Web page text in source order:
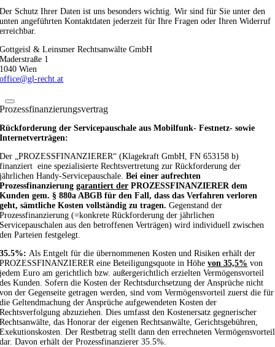
Der Schutz Ihrer Daten ist uns besonders wichtig. Wir sind für Sie unter den
unten angeführten Kontaktdaten jederzeit für Ihre Fragen oder Ihren Widerruf
erreichbar.
Gottgeisl & Leinsmer Rechtsanwälte GmbH
Maderstraße 1
1040 Wien
office@gl-recht.at
Prozessfinanzierungsvertrag
Rückforderung der Servicepauschale aus Mobilfunk- Festnetz- sowie
Internetverträgen:
Der „PROZESSFINANZIERER“ (Klagekraft GmbH, FN 653158 b)
finanziert eine spezialisierte Rechtsvertretung zur Rückforderung der
jährlichen Handy-Servicepauschale.Bei einer aufrechten
Prozessfinanzierunggarantiert der PROZESSFINANZIERER dem
Kunden gem. § 880a ABGB für den Fall, dass das Verfahren verloren
geht, sämtliche Kosten vollständig zu tragen.Gegenstand der
Prozessfinanzierung (=konkrete Rückforderung der jährlichen
Servicepauschalen aus den betroffenen Verträgen) wird individuell zwischen
den Parteien festgelegt.
35.5%: Als Entgelt für die übernommenen Kosten und Risiken erhält der
PROZESSFINANZIERER eine Beteiligungsquote in Höhevon 35,5% von
jedem Euro am gerichtlich bzw. außergerichtlich erzielten Vermögensvorteil
des Kunden. Sofern die Kosten der Rechtsdurchsetzung der Ansprüche nicht
von der Gegenseite getragen werden, sind vom Vermögensvorteil zuerst die für
die Geltendmachung der Ansprüche aufgewendeten Kosten der
Rechtsverfolgung abzuziehen. Dies umfasst den Kostenersatz gegnerischer
Rechtsanwälte, das Honorar der eigenen Rechtsanwälte, Gerichtsgebühren,
Exekutionskosten. Der Restbetrag stellt dann den errechneten Vermögensvorteil
dar. Davon erhält der Prozessfinanzierer 35.5%.